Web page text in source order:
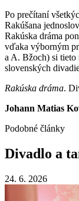
Po prečítaní
Rakúšana
Rakúska dráma
vďaka výborným
a A. Bžoch) si tieto
slovenských
Rakúska dráma.
Johann Matias
Podobné články
Divadlo a
24. 6. 2026